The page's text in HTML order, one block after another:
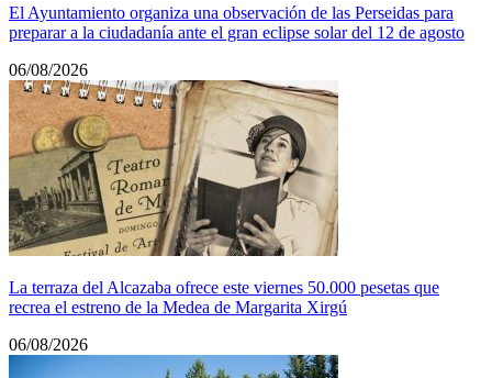
El Ayuntamiento organiza una observación de las Perseidas para
preparar a la ciudadanía ante el gran eclipse solar del 12 de agosto
06/08/2026
La terraza del Alcazaba ofrece este viernes 50.000 pesetas que
recrea el estreno de la Medea de Margarita Xirgú
06/08/2026